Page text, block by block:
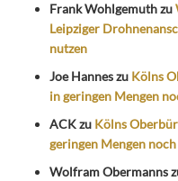
Frank Wohlgemuthzu
Leipziger
nutzen
Joe Hanneszu Kölns
in geringen Mengen
ACKzu Kölns
geringen Mengen
Wolfram Obermanns